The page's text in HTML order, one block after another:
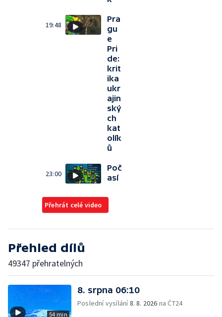
19:48
Pra
gu
e
Pri
de:
krit
ika
ukr
ajin
ský
ch
kat
olík
ů
23:00
Poč
así
Přehrát celé video
Přehled dílů
49347 přehratelných
54 min
8. srpna 06:10
Poslední vysílání8. 8. 2026 na ČT24